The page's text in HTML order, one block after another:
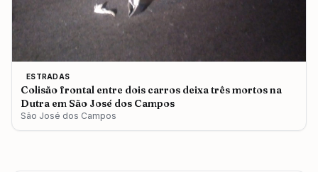
ESTRADAS
Colisão frontal entre dois carros deixa três mortos na
Dutra em São José dos Campos
São José dos Campos